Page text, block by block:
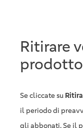
Ritirare
Se cliccate su Ritira
il periodo di
gli abbonati. Se il